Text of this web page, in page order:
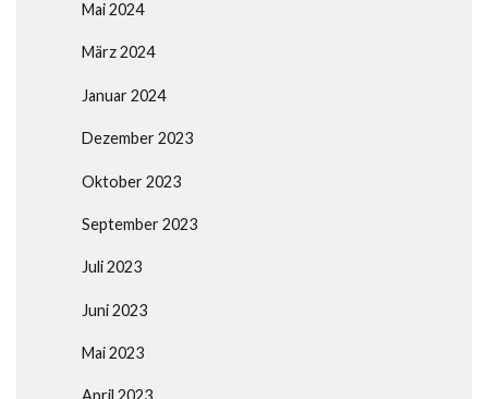
Mai 2024
März 2024
Januar 2024
Dezember 2023
Oktober 2023
September 2023
Juli 2023
Juni 2023
Mai 2023